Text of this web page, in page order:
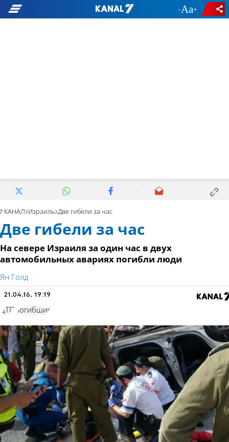
- +
7 КАНАЛ Израиль Две гибели за час
Две гибели за час
На севере Израиля за один час в двух
автомобильных авариях погибли люди
Ян Голд
21.04.16, 19:19
ДТП погибшие